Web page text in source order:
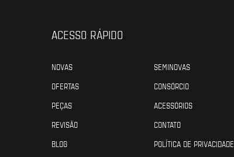
ACESSO RÁPIDO
NOVAS
SEMINOVAS
OFERTAS
CONSÓRCIO
PEÇAS
ACESSÓRIOS
REVISÃO
CONTATO
BLOG
POLÍTICA DE PRIVACIDADE